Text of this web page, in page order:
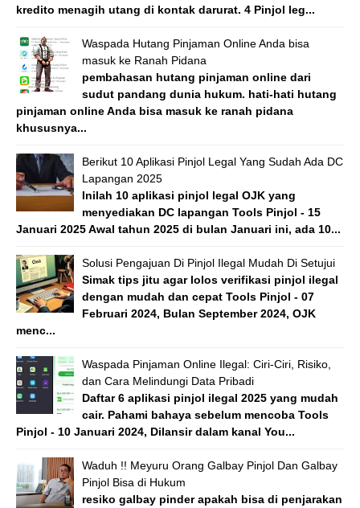
kredito menagih utang di kontak darurat. 4 Pinjol leg...
Waspada Hutang Pinjaman Online Anda bisa
masuk ke Ranah Pidana
pembahasan hutang pinjaman online dari
sudut pandang dunia hukum. hati-hati hutang
pinjaman online Anda bisa masuk ke ranah pidana
khususnya...
Berikut 10 Aplikasi Pinjol Legal Yang Sudah Ada DC
Lapangan 2025
Inilah 10 aplikasi pinjol legal OJK yang
menyediakan DC lapangan Tools Pinjol - 15
Januari 2025 Awal tahun 2025 di bulan Januari ini, ada 10...
Solusi Pengajuan Di Pinjol Ilegal Mudah Di Setujui
Simak tips jitu agar lolos verifikasi pinjol ilegal
dengan mudah dan cepat Tools Pinjol - 07
Februari 2024, Bulan September 2024, OJK
menc...
Waspada Pinjaman Online Ilegal: Ciri-Ciri, Risiko,
dan Cara Melindungi Data Pribadi
Daftar 6 aplikasi pinjol ilegal 2025 yang mudah
cair. Pahami bahaya sebelum mencoba Tools
Pinjol - 10 Januari 2024, Dilansir dalam kanal You...
Waduh !! Meyuru Orang Galbay Pinjol Dan Galbay
Pinjol Bisa di Hukum
resiko galbay pinder apakah bisa di penjarakan